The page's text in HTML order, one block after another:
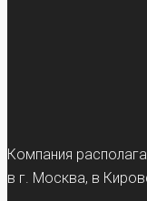
Компания
в г. Москва, в